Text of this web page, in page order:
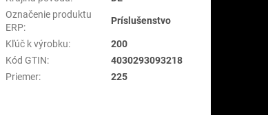
Označenie produktu
ERP:
Príslušenstvo
Kľúč k výrobku:
200
Kód GTIN:
4030293093218
Priemer: 225